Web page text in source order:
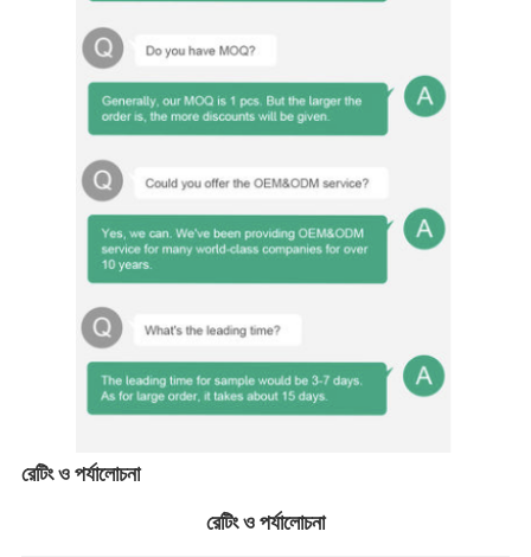
রেটিং ও পর্যালোচনা
রেটিং ও পর্যালোচনা